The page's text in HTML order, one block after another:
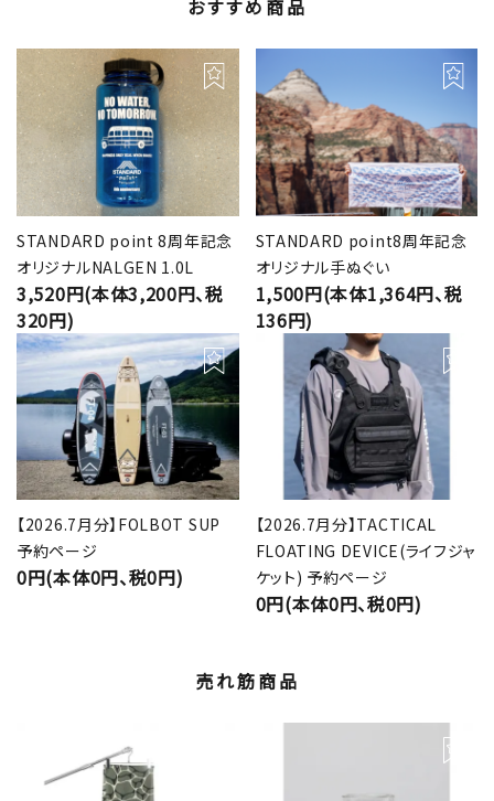
おすすめ商品
STANDARD point 8周年記念
オリジナルNALGEN 1.0L
3,520円(本体3,200円、税
320円)
STANDARD point8周年記念
オリジナル手ぬぐい
1,500円(本体1,364円、税
136円)
【2026.7月分】FOLBOT SUP
予約ページ
0円(本体0円、税0円)
【2026.7月分】TACTICAL
FLOATING DEVICE(ライフジャ
ケット) 予約ページ
0円(本体0円、税0円)
売れ筋商品